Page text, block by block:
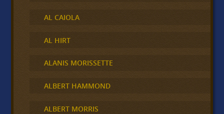
AL CAIOLA
AL HIRT
ALANIS MORISSETTE
ALBERT HAMMOND
ALBERT MORRIS